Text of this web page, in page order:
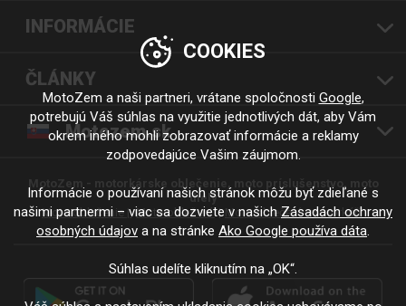
INFORMÁCIE
ČLÁNKY
Motozem.sk
MotoZem - motorkárske oblečenie, moto príslušenstvo, moto
diely
Moto oblečenie | Moto oblečení Moto oblečení - motorkáři
COOKIES
MotoZem a naši partneri, vrátane spoločnosti Google,
potrebujú Váš súhlas na využitie jednotlivých dát, aby Vám
okrem iného mohli zobrazovať informácie a reklamy
zodpovedajúce Vašim záujmom.
Informácie o používaní našich stránok môžu byť zdieľané s
našimi partnermi – viac sa dozviete v našich Zásadách ochrany
osobných údajov a na stránke Ako Google používa dáta.
Súhlas udelíte kliknutím na „OK“.